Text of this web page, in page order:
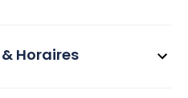
Horaires